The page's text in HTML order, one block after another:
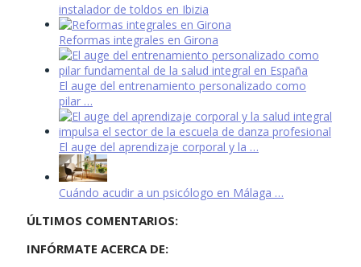
instalador de toldos en Ibizia
Reformas integrales en Girona
El auge del entrenamiento personalizado como
pilar …
El auge del aprendizaje corporal y la …
Cuándo acudir a un psicólogo en Málaga …
ÚLTIMOS COMENTARIOS:
INFÓRMATE ACERCA DE: